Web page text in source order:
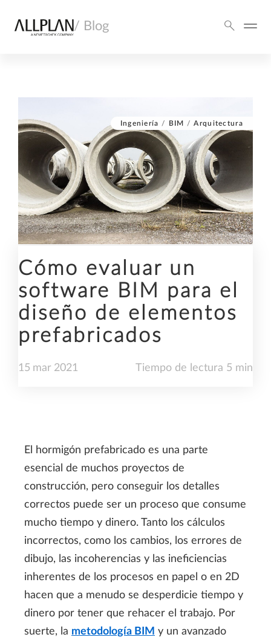
/ Blog
Ingeniería / BIM /Arquitectura
Cómo evaluar un
software BIM para el
diseño de elementos
prefabricados
15 mar 2021 Tiempo de lectura 5 min
El hormigón prefabricado es una parte
esencial de muchos proyectos de
construcción, pero conseguir los detalles
correctos puede ser un proceso que consume
mucho tiempo y dinero. Tanto los cálculos
incorrectos, como los cambios, los errores de
dibujo, las incoherencias y las ineficiencias
inherentes de los procesos en papel o en 2D
hacen que a menudo se desperdicie tiempo y
dinero por tener que rehacer el trabajo. Por
suerte, la metodología BIM y un avanzado